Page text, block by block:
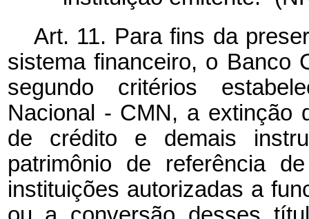
Art. 11. Para fins da
sistema financeiro, o Banco
segundo critérios
Nacional - CMN, a extinção
de crédito e demais
patrimônio de referência
instituições autorizadas a